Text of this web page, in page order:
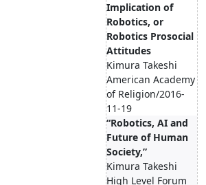
Implication of
Robotics, or
Robotics Prosocial
Attitudes
Kimura Takeshi
American Academy
of Religion/2016-
11-19
“Robotics, AI and
Future of Human
Society,”
Kimura Takeshi
High Level Forum